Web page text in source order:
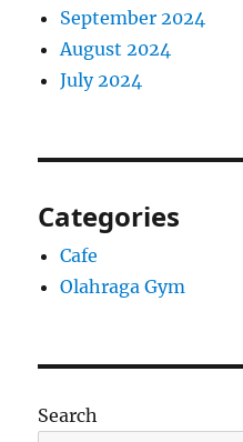
September 2024
August 2024
July 2024
Categories
Cafe
Olahraga Gym
Search